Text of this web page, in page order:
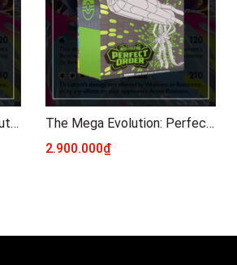
Pokemon TCG: Mega Evolution - Perfect Order Half Booster Box
The Mega Evolution: Perfect Order Elite Trainer Box (ETB)
2.900.000₫